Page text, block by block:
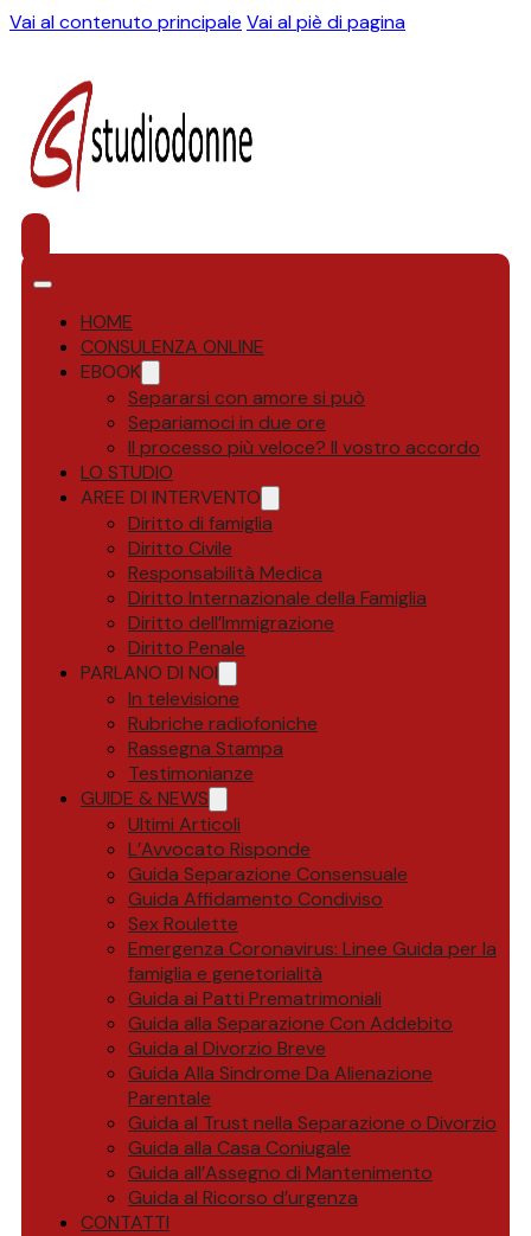
Vai al contenuto principale Vai al piè di pagina
HOME
CONSULENZA ONLINE
EBOOK
Separarsi con amore si può
Separiamoci in due ore
Il processo più veloce? Il vostro accordo
LO STUDIO
AREE DI INTERVENTO
Diritto di famiglia
Diritto Civile
Responsabilità Medica
Diritto Internazionale della Famiglia
Diritto dell’Immigrazione
Diritto Penale
PARLANO DI NOI
In televisione
Rubriche radiofoniche
Rassegna Stampa
Testimonianze
GUIDE & NEWS
Ultimi Articoli
L’Avvocato Risponde
Guida Separazione Consensuale
Guida Affidamento Condiviso
Sex Roulette
Emergenza Coronavirus: Linee Guida per la
famiglia e genetorialità
Guida ai Patti Prematrimoniali
Guida alla Separazione Con Addebito
Guida al Divorzio Breve
Guida Alla Sindrome Da Alienazione
Parentale
Guida al Trust nella Separazione o Divorzio
Guida alla Casa Coniugale
Guida all’Assegno di Mantenimento
Guida al Ricorso d’urgenza
CONTATTI